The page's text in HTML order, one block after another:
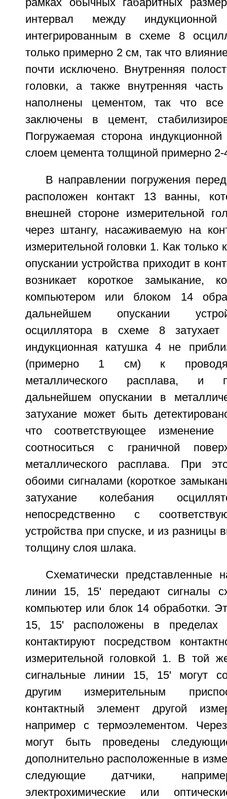
рамках обычных габаритных
интервал между
интегрированным в схеме 8
только примерно 2 см, так что
почти исключено. Внутренняя
головки, а также внутренняя
наполнены цементом, так что
заключены в цемент,
Погружаемая сторона
слоем цемента толщиной примерно
В направлении погружения
расположен контакт 13 ванны,
внешней стороне измерительной
через штангу, насаживаемую на
измерительной головки 1. Как только
опускании устройства приходит в
возникает короткое замыкание,
компьютером или блоком 14
дальнейшем опускании
осциллятора в схеме 8
индукционная катушка 4 не
(примерно 1 см) к
металлического расплава, и
дальнейшем опускании в
затухание может быть
что соответствующее изменение
соотноситься с граничной
металлического расплава. При
обоими сигналами (короткое
затухание колебания
непосредственно с
устройства при спуске, и из разницы
толщину слоя шлака.
Схематически представленные
линии 15, 15' передают сигналы
компьютер или блок 14 обработки.
15, 15' расположены в пределах
контактируют посредством
измерительной головкой 1. В той
сигнальные линии 15, 15' могут
другим измерительным
контактный элемент другой
например с термоэлементом.
могут быть проведены
дополнительно расположенные в
следующие датчики,
электрохимические или